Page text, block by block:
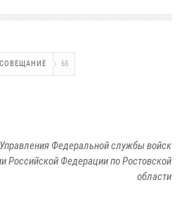
СОВЕЩАНИЕ 65
Федеральной службы войск
Российской Федерации по Ростовской
области